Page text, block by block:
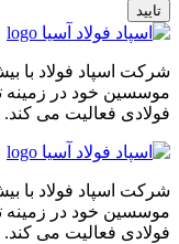
تایید
شرکت اسپاد فولاد با
موسسین خود در زمینه
فولادی فعالیت می کند.
شرکت اسپاد فولاد با
موسسین خود در زمینه
فولادی فعالیت می کند.